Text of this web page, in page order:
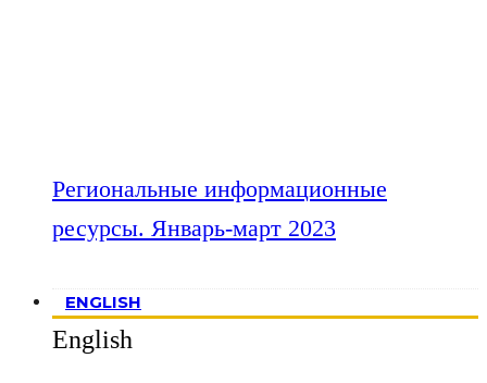
Региональные информационные
ресурсы. Январь-март 2023
ENGLISH
English